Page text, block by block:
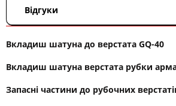
Відгуки
Вкладиш шатуна до верстата GQ-40
Вкладиш шатуна верстата рубки
Запасні частини до рубочних